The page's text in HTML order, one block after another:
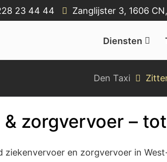
23 44 44 Zanglijster 3, 1606
Diensten
Den Taxi
zorgvervoer –
en zorgvervoer in